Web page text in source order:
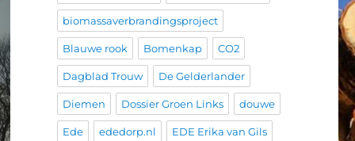
biomassaverbrandingsproject
Blauwe rook Bomenkap CO2
Dagblad Trouw De Gelderlander
Diemen Dossier Groen Links douwe
Ede ededorp.nl EDE Erika van Gils